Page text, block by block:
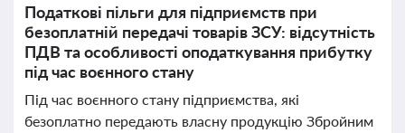
Податкові пільги для підприємств при
безоплатній передачі товарів ЗСУ: відсутність
ПДВ та особливості оподаткування прибутку
під час воєнного стану
Під час воєнного стану підприємства, які
безоплатно передають власну продукцію Збройним